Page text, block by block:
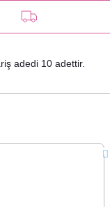
adedi 10 adettir.